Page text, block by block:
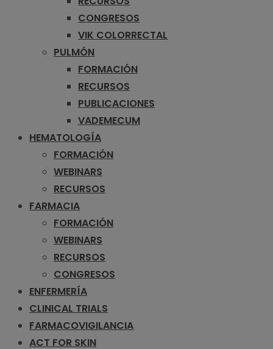
CONGRESOS
VIK COLORRECTAL
PULMÓN
FORMACIÓN
RECURSOS
PUBLICACIONES
VADEMECUM
HEMATOLOGÍA
FORMACIÓN
WEBINARS
RECURSOS
FARMACIA
FORMACIÓN
WEBINARS
RECURSOS
CONGRESOS
ENFERMERÍA
CLINICAL TRIALS
FARMACOVIGILANCIA
ACT FOR SKIN